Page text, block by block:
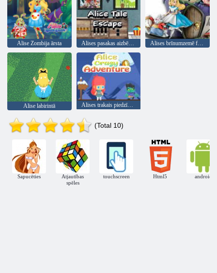
Alise Zombija ārsta Alises pasakas aizbēgšana Alises brīnumzemē finierzāģu mīklu kolekcija
Alise labirintā Alises trakais piedzīvojums
(Total 10)
Sapucēties
Atjautības
spēles
touchscreen Html5 android